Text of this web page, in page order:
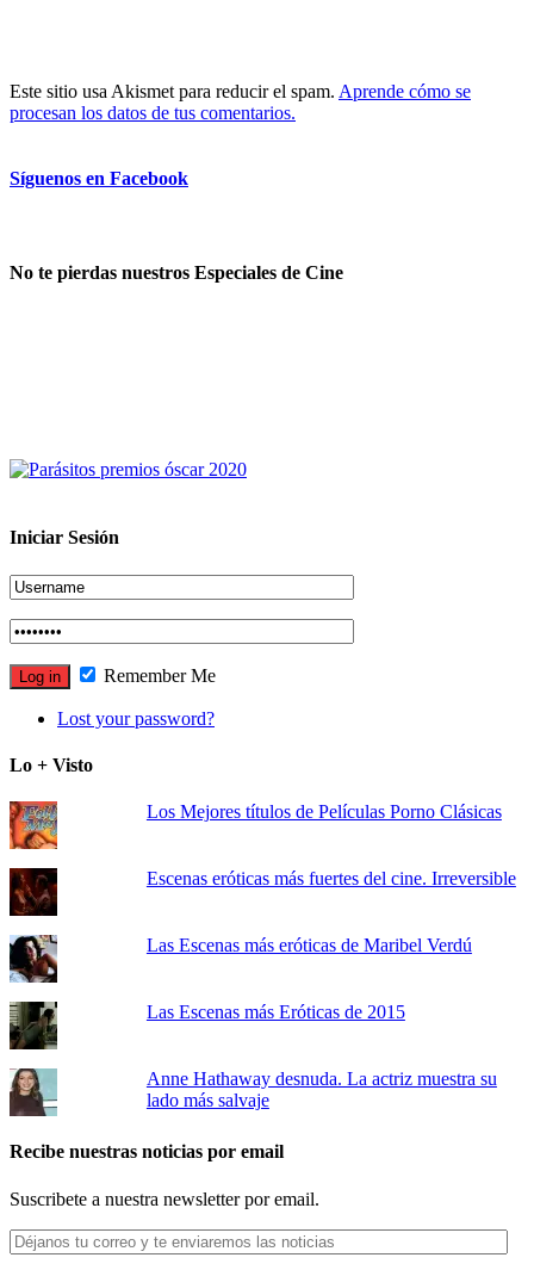
Este sitio usa Akismet para reducir el spam. Aprende cómo se
procesan los datos de tus comentarios.
Síguenos en Facebook
No te pierdas nuestros Especiales de Cine
Iniciar Sesión
Remember Me
Lost your password?
Lo + Visto
Los Mejores títulos de Películas Porno Clásicas
Escenas eróticas más fuertes del cine. Irreversible
Las Escenas más eróticas de Maribel Verdú
Las Escenas más Eróticas de 2015
Anne Hathaway desnuda. La actriz muestra su
lado más salvaje
Recibe nuestras noticias por email
Suscribete a nuestra newsletter por email.
Déjanos
tu